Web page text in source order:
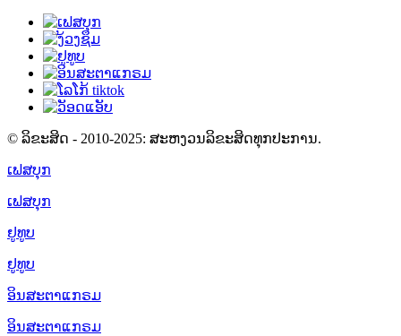
© ລິຂະສິດ - 2010-2025: ສະຫງວນລິຂະສິດທຸກປະການ.
ເຟສບຸກ
ເຟສບຸກ
ຢູທູບ
ຢູທູບ
ອິນສະຕາແກຣມ
ອິນສະຕາແກຣມ